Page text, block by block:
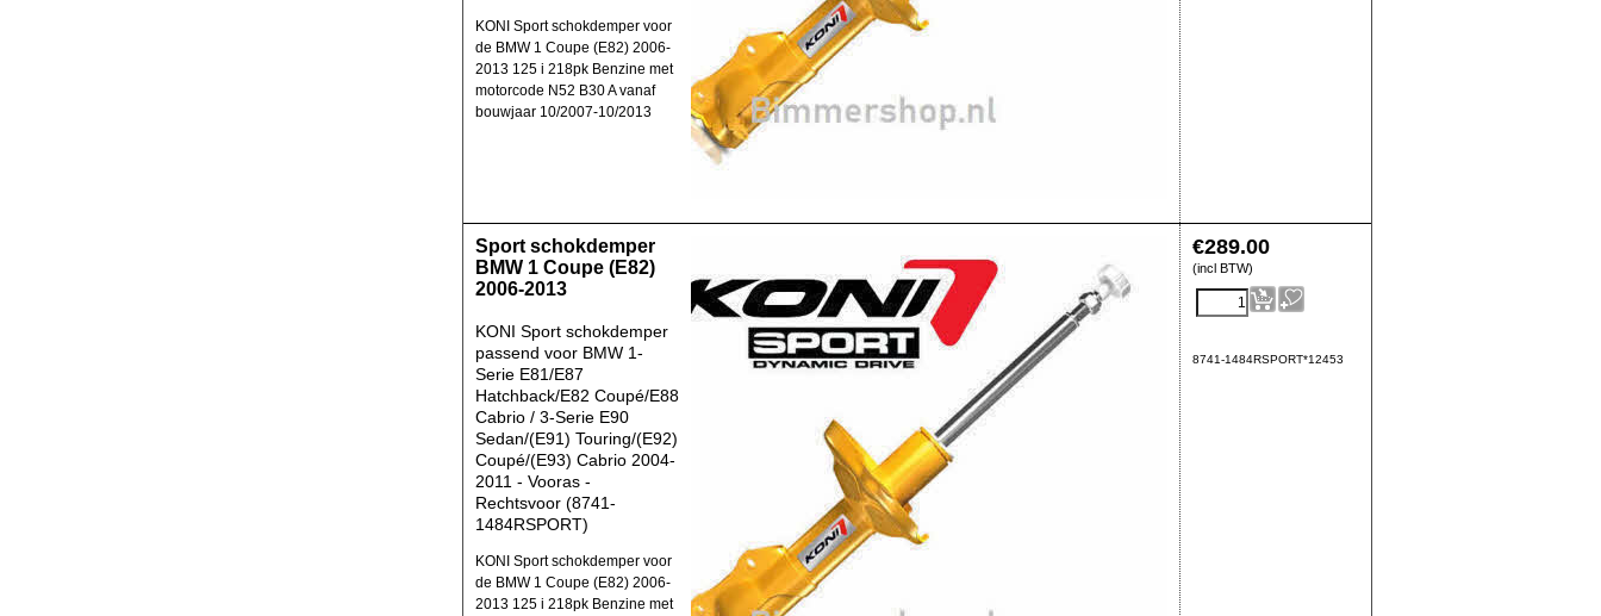
KONI Sport schokdemper voor
de BMW 1 Coupe (E82) 2006-
2013 125 i 218pk Benzine met
motorcode N52 B30 A vanaf
bouwjaar 10/2007-10/2013
€289.00
(incl BTW)
8741-1484RSPORT*12453
Sport schokdemper
BMW 1 Coupe (E82)
2006-2013
KONI Sport schokdemper
passend voor BMW 1-
Serie E81/E87
Hatchback/E82 Coupé/E88
Cabrio / 3-Serie E90
Sedan/(E91) Touring/(E92)
Coupé/(E93) Cabrio 2004-
2011 - Vooras -
Rechtsvoor (8741-
1484RSPORT)
KONI Sport schokdemper voor
de BMW 1 Coupe (E82) 2006-
2013 125 i 218pk Benzine met